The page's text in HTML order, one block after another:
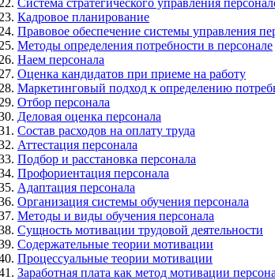
Система стратегического управления
Кадровое планирование
Правовое обеспечение системы управления
Методы определения потребности в персонале
Наем персонала
Оценка кандидатов при приеме на работу
Маркетинговый подход к определению
Отбор персонала
Деловая оценка персонала
Состав расходов на оплату труда
Аттестация персонала
Подбор и расстановка персонала
Профориентация персонала
Адаптация персонала
Организация системы обучения персонала
Методы и виды обучения персонала
Сущность мотивации трудовой деятельности
Содержательные теории мотивации
Процессуальные теории мотивации
Заработная плата как метод мотивации